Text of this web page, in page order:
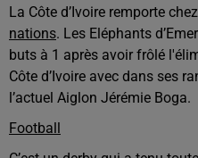
La Côte d’Ivoire remporte
nations. Les Eléphants
buts à 1 après avoir frôlé
Côte d’Ivoire avec dans ses
l’actuel Aiglon Jérémie Boga.
Football